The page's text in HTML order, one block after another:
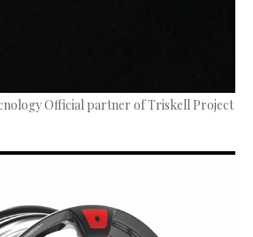
Official partner of Triskell Project